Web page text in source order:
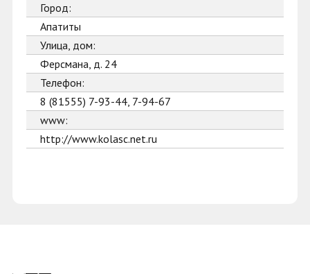
Город:
Апатиты
Улица, дом:
Ферсмана, д. 24
Телефон:
8 (81555) 7-93-44, 7-94-67
www:
http://www.kolasc.net.ru